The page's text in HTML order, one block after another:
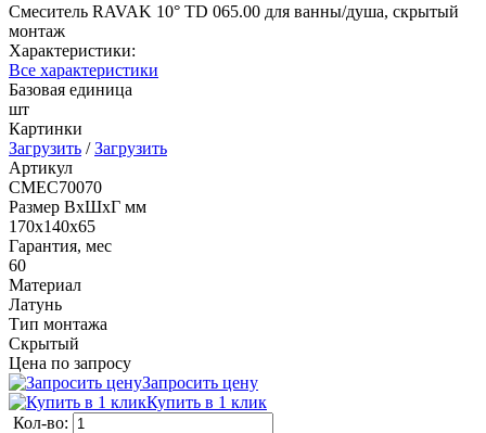
Смеситель RAVAK 10° TD 065.00 для ванны/душа, скрытый
монтаж
Характеристики:
Все характеристики
Базовая единица
шт
Картинки
Загрузить /Загрузить
Артикул
СМЕС70070
Размер ВхШхГ мм
170х140х65
Гарантия, мес
60
Материал
Латунь
Тип монтажа
Скрытый
Цена по запросу
Запросить цену
Купить в 1 клик
Кол-во: